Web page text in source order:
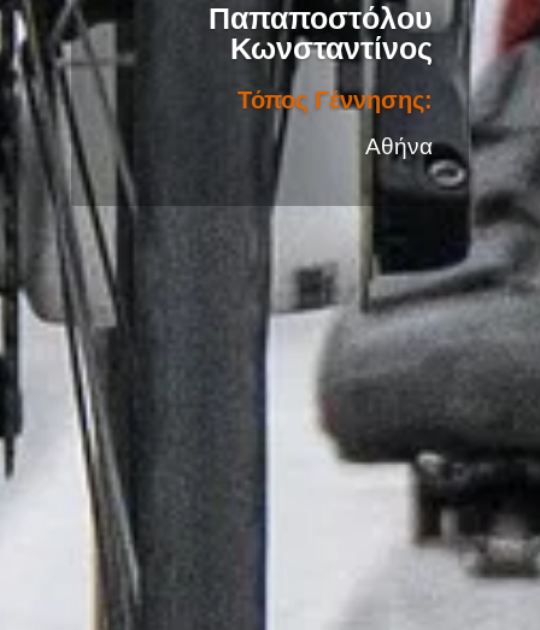
Παπαποστόλου
Κωνσταντίνος
Μέλος από:
2021